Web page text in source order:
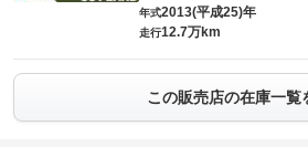
年式2013(平成25)年
走行12.7万km
この販売店の在庫一覧